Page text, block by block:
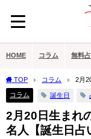
HOME コラム 無料
TOP コラム
2月
占い】
コラム 誕生日
2月20日生まれ
名人【誕生日占